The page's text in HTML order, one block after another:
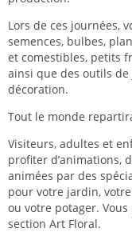
Lors de ces journées,
semences, bulbes,
et comestibles, petits
ainsi que des outils
décoration.
Tout le monde
Visiteurs, adultes et
profiter d’animations,
animées par des
pour votre jardin,
ou votre potager.
section Art Floral.